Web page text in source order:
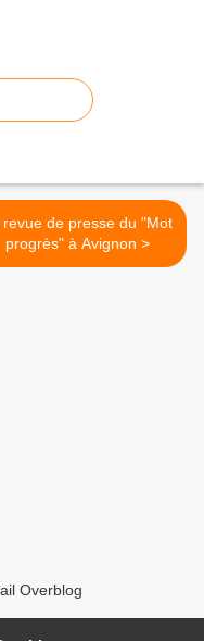
revue de presse du "Mot
progrès" à Avignon >
Overblog